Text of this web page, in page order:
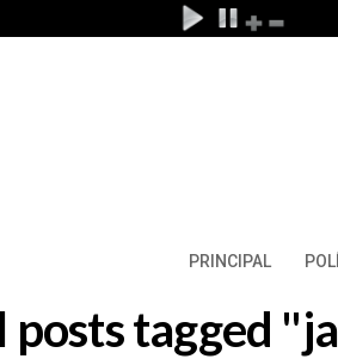
PRINCIPAL
posts tagged